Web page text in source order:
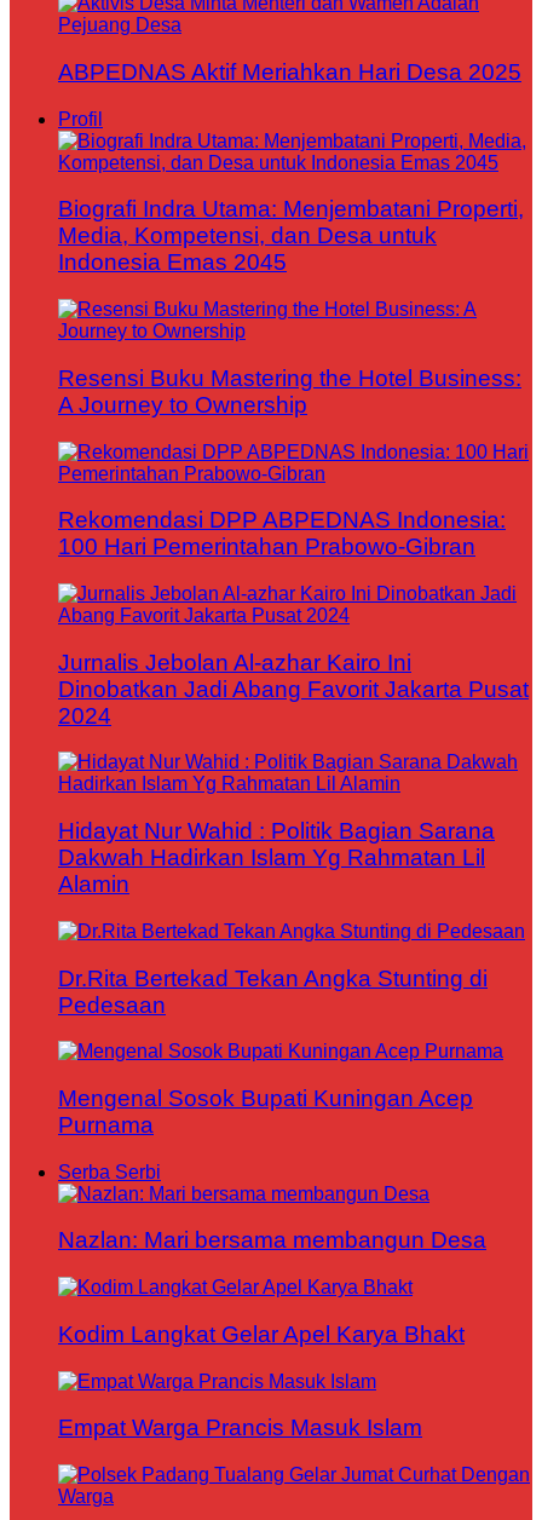
ABPEDNAS Aktif Meriahkan Hari Desa 2025
Profil
Biografi Indra Utama: Menjembatani Properti,
Media, Kompetensi, dan Desa untuk
Indonesia Emas 2045
Resensi Buku Mastering the Hotel Business:
A Journey to Ownership
Rekomendasi DPP ABPEDNAS Indonesia:
100 Hari Pemerintahan Prabowo-Gibran
Jurnalis Jebolan Al-azhar Kairo Ini
Dinobatkan Jadi Abang Favorit Jakarta Pusat
2024
Hidayat Nur Wahid : Politik Bagian Sarana
Dakwah Hadirkan Islam Yg Rahmatan Lil
Alamin
Dr.Rita Bertekad Tekan Angka Stunting di
Pedesaan
Mengenal Sosok Bupati Kuningan Acep
Purnama
Serba Serbi
Nazlan: Mari bersama membangun Desa
Kodim Langkat Gelar Apel Karya Bhakt
Empat Warga Prancis Masuk Islam